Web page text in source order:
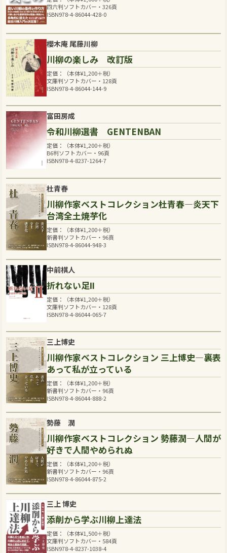
四六判ソフトカバー・326頁
ISBN978-4-86044-428-0
櫻木庵 尾藤川柳
川柳の楽しみ 改訂版
定価：（本体¥1,200＋税）
文庫判ソフトカバー・128頁
ISBN978-4-86044-144-9
富田房成
令和川柳選書 GENTENBAN
定価：（本体¥1,200＋税）
B6判ソフトカバー・96頁
ISBN978-4-8237-1264-7
杜青春
川柳作家ベストコレクション杜青春―炎天下
台湾全土焼芋化
定価：（本体¥1,200＋税）
新書判ソフトカバー・96頁
ISBN978-4-86044-948-3
中前棋人
折れない足Ⅱ
定価：（本体¥1,200＋税）
文庫判ソフトカバー・128頁
ISBN978-4-86044-065-7
三上博史
川柳作家ベストコレクション 三上博史―裏表
あって私が立っている
定価：（本体¥1,200＋税）
新書判ソフトカバー・96頁
ISBN978-4-86044-888-2
勢藤 潤
川柳作家ベストコレクション 勢藤潤―人間が
好きで人間やめられぬ
定価：（本体¥1,200＋税）
新書判ソフトカバー・96頁
ISBN978-4-86044-875-2
三上 博史
添削から学ぶ川柳上達法
定価：（本体¥1,500＋税）
文庫判ソフトカバー・584頁
ISBN978-4-8237-1038-4